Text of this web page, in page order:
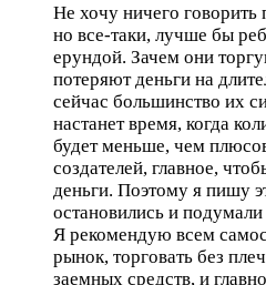
Не хочу ничего говорить
но все-таки, лучше бы
ерундой. Зачем они
потеряют деньги на
сейчас большинство их
настанет время, когда
будет меньше, чем
создателей, главное,
деньги. Поэтому я пишу
остановились и подумали
Я рекомендую всем
рынок, торговать без
заемных средств, и